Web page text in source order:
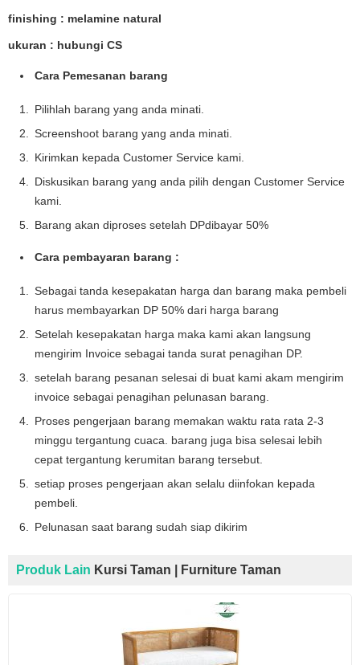
finishing : melamine natural
ukuran : hubungi CS
Cara Pemesanan barang
Pilihlah barang yang anda minati.
Screenshoot barang yang anda minati.
Kirimkan kepada Customer Service kami.
Diskusikan barang yang anda pilih dengan Customer Service
kami.
Barang akan diproses setelah DPdibayar 50%
Cara pembayaran barang :
Sebagai tanda kesepakatan harga dan barang maka pembeli
harus membayarkan DP 50% dari harga barang
Setelah kesepakatan harga maka kami akan langsung
mengirim Invoice sebagai tanda surat penagihan DP.
setelah barang pesanan selesai di buat kami akam mengirim
invoice sebagai penagihan pelunasan barang.
Proses pengerjaan barang memakan waktu rata rata 2-3
minggu tergantung cuaca. barang juga bisa selesai lebih
cepat tergantung kerumitan barang tersebut.
setiap proses pengerjaan akan selalu diinfokan kepada
pembeli.
Pelunasan saat barang sudah siap dikirim
Produk Lain Kursi Taman | Furniture Taman